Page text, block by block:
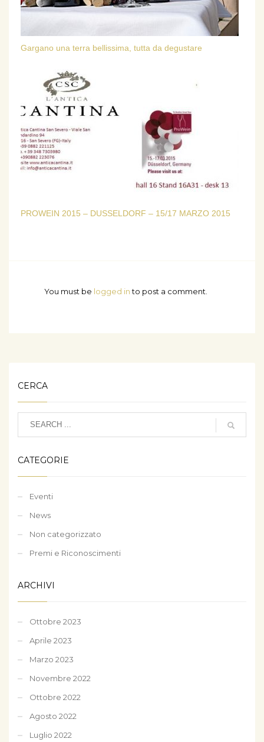
Gargano una terra bellissima, tutta da degustare
PROWEIN 2015 – DUSSELDORF – 15/17 MARZO 2015
You must be logged into post a comment.
CERCA
CATEGORIE
Eventi
News
Non categorizzato
Premi e Riconoscimenti
ARCHIVI
Ottobre 2023
Aprile 2023
Marzo 2023
Novembre 2022
Ottobre 2022
Agosto 2022
Luglio 2022